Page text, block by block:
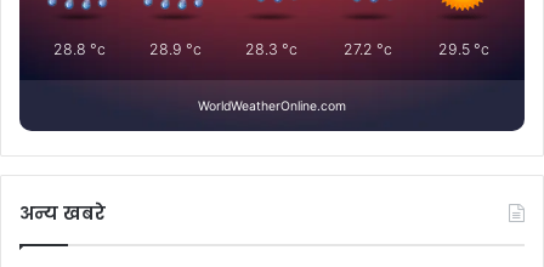
28.8 °c 28.9 °c 28.3 °c 27.2 °c 29.5 °c
WorldWeatherOnline.com
अन्य खबरे